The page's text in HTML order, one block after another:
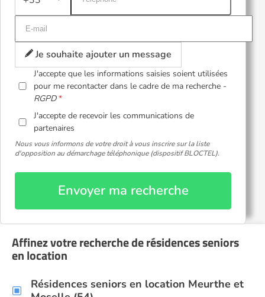
Je souhaite ajouter un message
J'accepte que les informations saisies soient utilisées
pour me recontacter dans le cadre de ma recherche -
RGPD
J'accepte de recevoir les communications de
partenaires
Nous vous informons de votre droit à vous inscrire sur la liste
d'opposition au démarchage téléphonique (dispositif BLOCTEL).
Envoyer ma recherche
Affinez votre recherche de résidences seniors
en location
Résidences seniors en location Meurthe et